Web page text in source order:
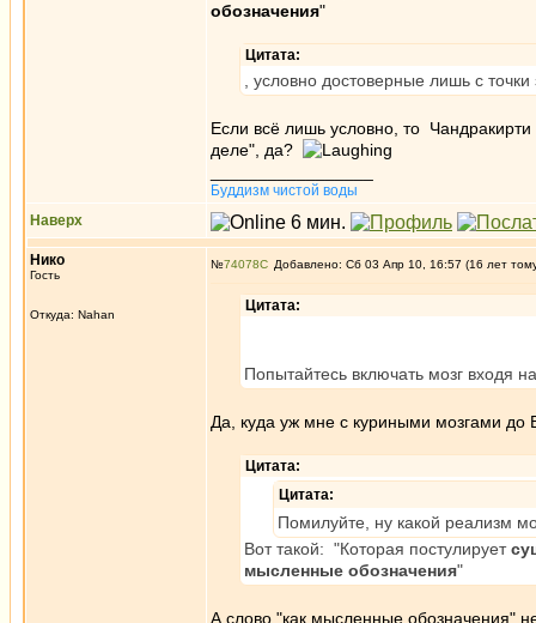
обозначения"
Цитата:
, условно достоверные лишь с
Если всё лишь условно, то
деле", да?
Буддизм чистой воды
Наверх
Нико
Гость
Откуда: Nahan
№74078 Добавлено: Сб 03 Апр 10, 16:57 (16 лет
Цитата:
Попытайтесь включать мозг входя
Да, куда уж мне с куриными мозгами до
Цитата:
Цитата:
Помилуйте, ну какой реализм
Вот такой: "Которая постулирует
мысленные обозначения"
А слово "как мысленные обозначения"